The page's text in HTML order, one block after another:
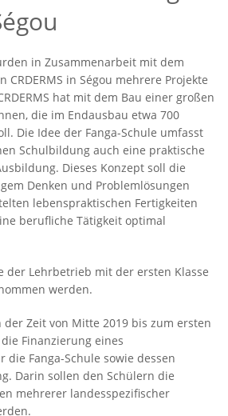
in Zusammenarbeit mit dem
CRDERMS in Ségou mehrere Projekte
hat mit dem Bau einer großen
die im Endausbau etwa 700
Die Idee der Fanga-Schule umfasst
Schulbildung auch eine praktische
Dieses Konzept soll die
Denken und Problemlösungen
lebenspraktischen Fertigkeiten
berufliche Tätigkeit optimal
der Lehrbetrieb mit der ersten Klasse
werden.
der Zeit von Mitte 2019 bis zum ersten
Finanzierung eines
die Fanga-Schule sowie dessen
Darin sollen den Schülern die
mehrerer landesspezifischer